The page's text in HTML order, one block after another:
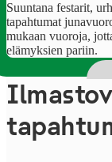
Suuntana festarit,
tapahtumat
mukaan vuoroja,
elämyksien pariin.